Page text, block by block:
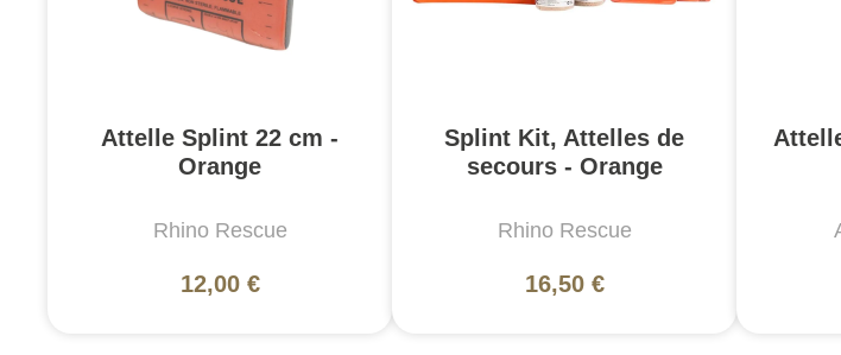
Attelle Splint 22 cm -
Orange
Rhino Rescue
12,00 €
Splint Kit, Attelles de
secours - Orange
Rhino Rescue
16,50 €